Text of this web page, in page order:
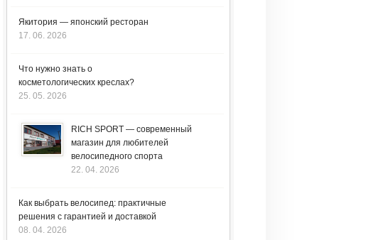
Якитория — японский ресторан
17. 06. 2026
Что нужно знать о
косметологических креслах?
25. 05. 2026
RICH SPORT — современный
магазин для любителей
велосипедного спорта
22. 04. 2026
Как выбрать велосипед: практичные
решения с гарантией и доставкой
08. 04. 2026